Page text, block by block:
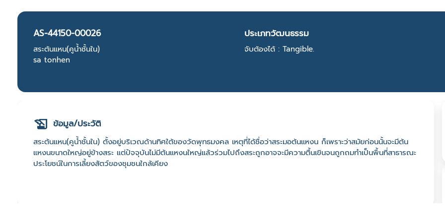
AS-44150-00026
สระต้นแหน(คูน้ำชั้นใน)
sa tonhen
ประเภทวัฒนธรรม
จับต้องได้ : Tangible.
ข้อมูล/ประวัติ
สระต้นแหน(คูน้ำชั้นใน) ตั้งอยู่บริเวณด้านทิศใต้ของวัดพุทธมงคล เหตุที่ได้ชื่อว่าสระมอต้นแหงน ก็เพราะว่าสมัยก่อนนั้นจะมีต้น
แหงนขนาดใหญ่อยู่ข้างสระ แต่ปัจจุบันไม่มีต้นแหงนใหญ่แล้วร่วมไปถึงสระถูกอาจจะมีความตื้นเขินจนถูกถมทำเป็นพื้นที่สาธารณะ
ประโยชน์ในการเลี้ยงสัตว์ของชุมชนใกล้เคียง